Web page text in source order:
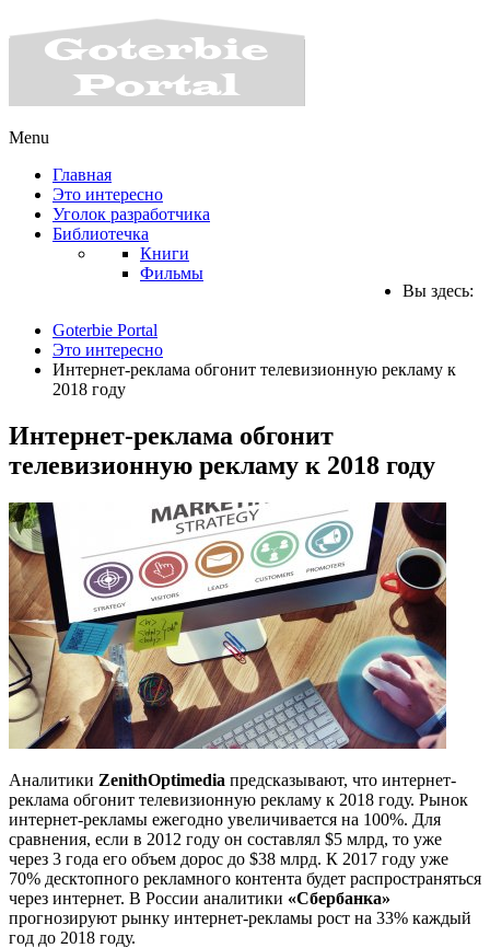
Menu
Главная
Это интересно
Уголок разработчика
Библиотечка
Книги
Фильмы
Вы здесь:
Goterbie Portal
Это интересно
Интернет-реклама обгонит телевизионную рекламу к
2018 году
Интернет-реклама обгонит
телевизионную рекламу к 2018 году
Аналитики ZenithOptimedia предсказывают, что интернет-
реклама обгонит телевизионную рекламу к 2018 году. Рынок
интернет-рекламы ежегодно увеличивается на 100%. Для
сравнения, если в 2012 году он составлял $5 млрд, то уже
через 3 года его объем дорос до $38 млрд. К 2017 году уже
70% десктопного рекламного контента будет распространяться
через интернет. В России аналитики «Сбербанка»
прогнозируют рынку интернет-рекламы рост на 33% каждый
год до 2018 году.